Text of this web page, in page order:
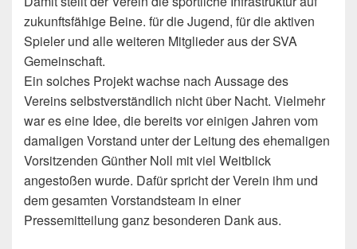
zukunftsfähige Beine. für die Jugend, für die aktiven
Spieler und alle weiteren Mitglieder aus der SVA
Gemeinschaft.
Ein solches Projekt wachse nach Aussage des
Vereins selbstverständlich nicht über Nacht. Vielmehr
war es eine Idee, die bereits vor einigen Jahren vom
damaligen Vorstand unter der Leitung des ehemaligen
Vorsitzenden Günther Noll mit viel Weitblick
angestoßen wurde. Dafür spricht der Verein ihm und
dem gesamten Vorstandsteam in einer
Pressemitteilung ganz besonderen Dank aus.